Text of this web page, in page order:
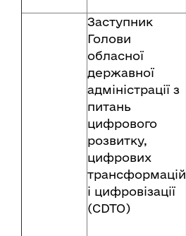
Заступник
Голови
обласної
державної
адміністрації з
питань
цифрового
розвитку,
цифрових
трансформацій
і цифровізації
(CDTO)